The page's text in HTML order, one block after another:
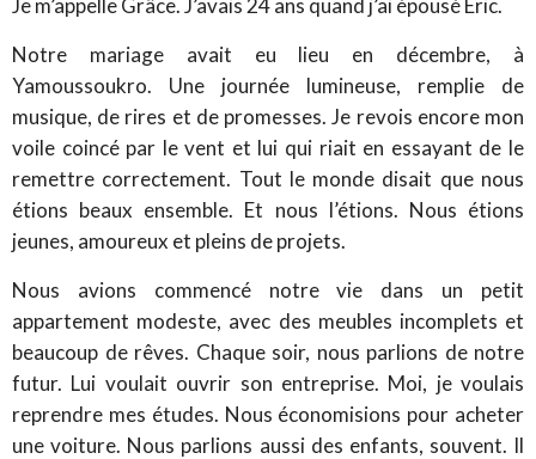
Je m’appelle Grâce. J’avais 24 ans quand j’ai épousé Éric.
Notre mariage avait eu lieu en décembre, à
Yamoussoukro. Une journée lumineuse, remplie de
musique, de rires et de promesses. Je revois encore mon
voile coincé par le vent et lui qui riait en essayant de le
remettre correctement. Tout le monde disait que nous
étions beaux ensemble. Et nous l’étions. Nous étions
jeunes, amoureux et pleins de projets.
Nous avions commencé notre vie dans un petit
appartement modeste, avec des meubles incomplets et
beaucoup de rêves. Chaque soir, nous parlions de notre
futur. Lui voulait ouvrir son entreprise. Moi, je voulais
reprendre mes études. Nous économisions pour acheter
une voiture. Nous parlions aussi des enfants, souvent. Il